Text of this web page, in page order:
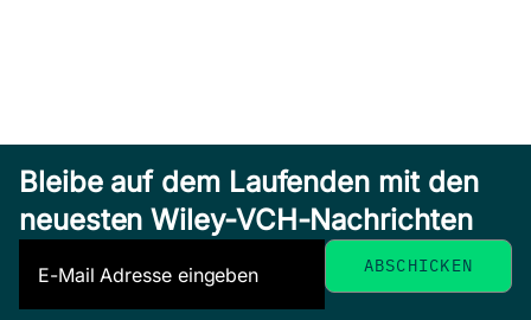
Bleibe auf dem Laufenden mit den
neuesten Wiley-VCH-Nachrichten